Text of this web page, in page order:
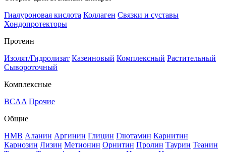
Гиалуроновая кислота Коллаген Связки и суставы
Хондопротекторы
Протеин
Изолят/Гидролизат Казеиновый Комплексный Растительный
Сывороточный
Комплексные
BCAA Прочие
Общие
HMB Аланин Аргинин Глицин Глютамин Карнитин
Карнозин Лизин Метионин Орнитин Пролин Таурин Теанин